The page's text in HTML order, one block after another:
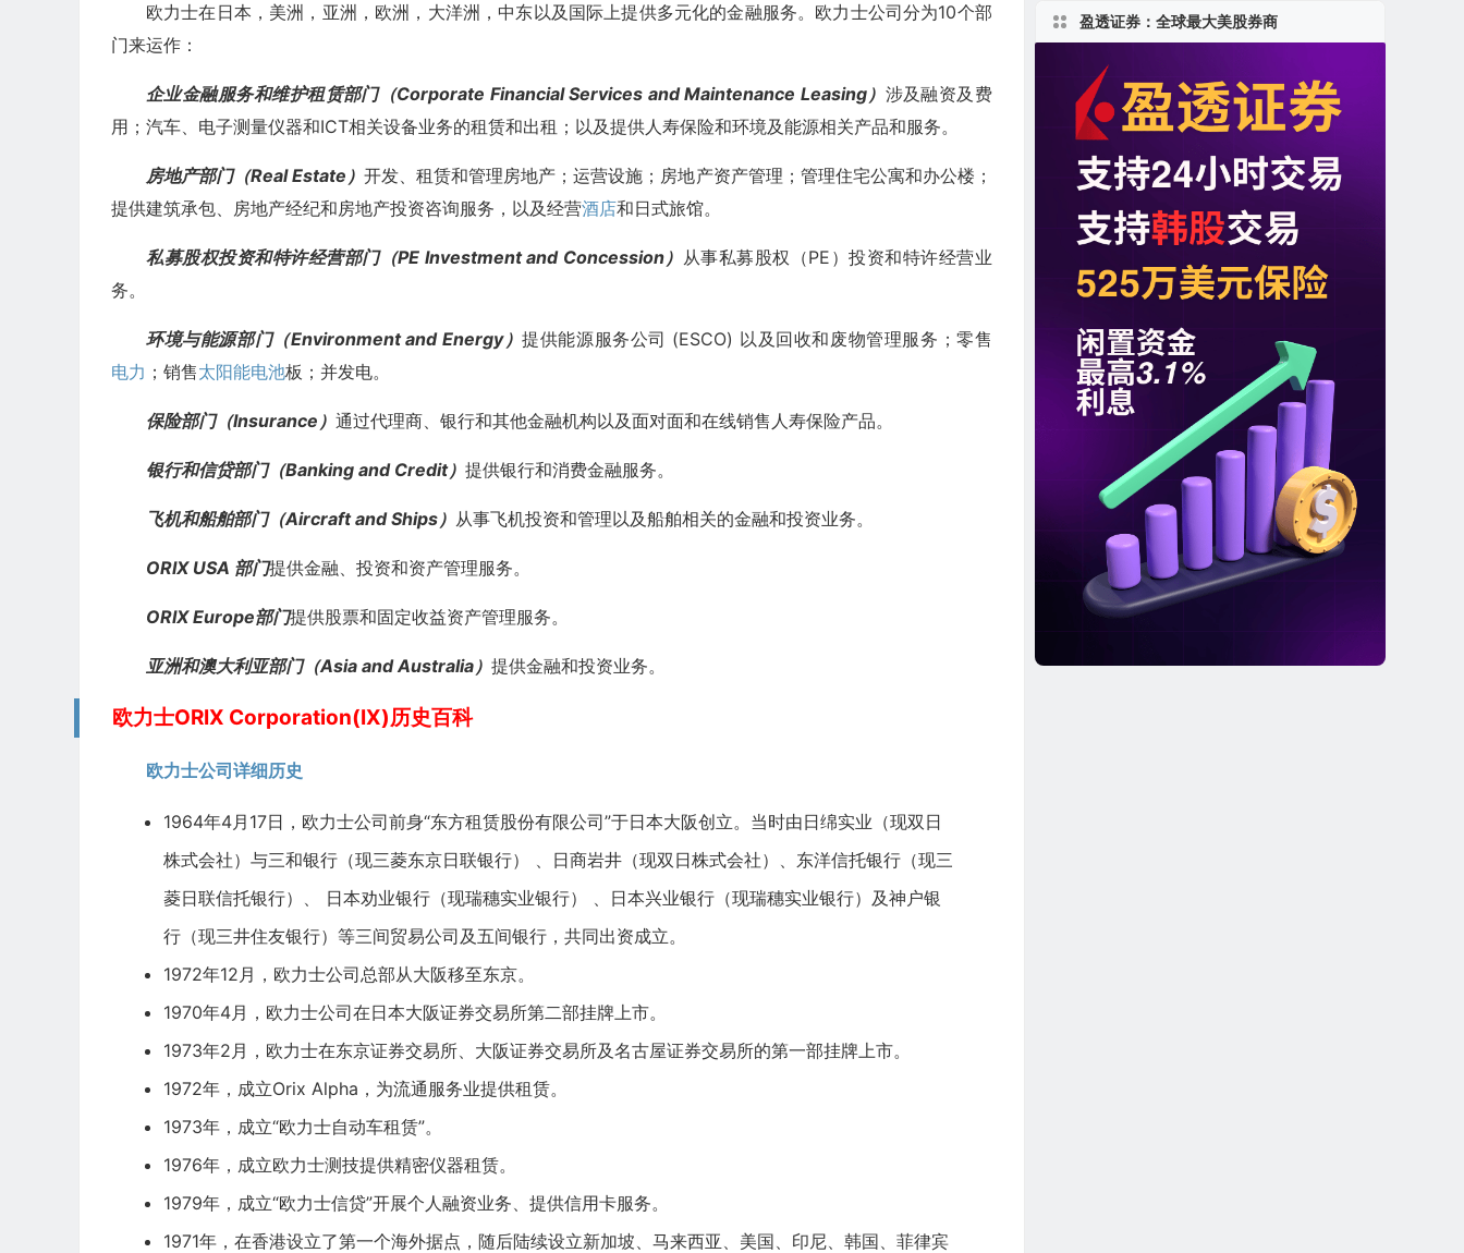
欧力士在日本，美洲，亚洲，欧洲，大洋洲，中东以及国际上提供多元化的金融服务。欧力士公司分为10个部
门来运作：
企业金融服务和维护租赁部门（Corporate Financial Services and Maintenance Leasing） 涉及融资及费
用；汽车、电子测量仪器和ICT相关设备业务的租赁和出租；以及提供人寿保险和环境及能源相关产品和服务。
房地产部门（Real Estate）开发、租赁和管理房地产；运营设施；房地产资产管理；管理住宅公寓和办公楼；
提供建筑承包、房地产经纪和房地产投资咨询服务，以及经营酒店和日式旅馆。
私募股权投资和特许经营部门（PE Investment and Concession） 从事私募股权（PE）投资和特许经营业
务。
环境与能源部门（Environment and Energy）提供能源服务公司 (ESCO) 以及回收和废物管理服务；零售
电力 ；销售太阳能电池板；并发电。
保险部门（Insurance） 通过代理商、银行和其他金融机构以及面对面和在线销售人寿保险产品。
银行和信贷部门（Banking and Credit） 提供银行和消费金融服务。
飞机和船舶部门（Aircraft and Ships） 从事飞机投资和管理以及船舶相关的金融和投资业务。
ORIX USA 部门提供金融、投资和资产管理服务。
ORIX Europe部门提供股票和固定收益资产管理服务。
亚洲和澳大利亚部门（Asia and Australia） 提供金融和投资业务。
欧力士ORIX Corporation(IX)历史百科
欧力士公司详细历史
1964年4月17日，欧力士公司前身“东方租赁股份有限公司”于日本大阪创立。当时由日绵实业（现双日
株式会社）与三和银行（现三菱东京日联银行） 、日商岩井（现双日株式会社）、东洋信托银行（现三
菱日联信托银行）、 日本劝业银行（现瑞穗实业银行） 、日本兴业银行（现瑞穗实业银行）及神户银
行（现三井住友银行）等三间贸易公司及五间银行，共同出资成立。
1972年12月，欧力士公司总部从大阪移至东京。
1970年4月，欧力士公司在日本大阪证券交易所第二部挂牌上市。
1973年2月，欧力士在东京证券交易所、大阪证券交易所及名古屋证券交易所的第一部挂牌上市。
1972年，成立Orix Alpha，为流通服务业提供租赁。
1973年，成立“欧力士自动车租赁”。
1976年，成立欧力士测技提供精密仪器租赁。
1979年，成立“欧力士信贷”开展个人融资业务、提供信用卡服务。
1971年，在香港设立了第一个海外据点，随后陆续设立新加坡、马来西亚、美国、印尼、韩国、菲律宾
盈透证券：全球最大美股券商